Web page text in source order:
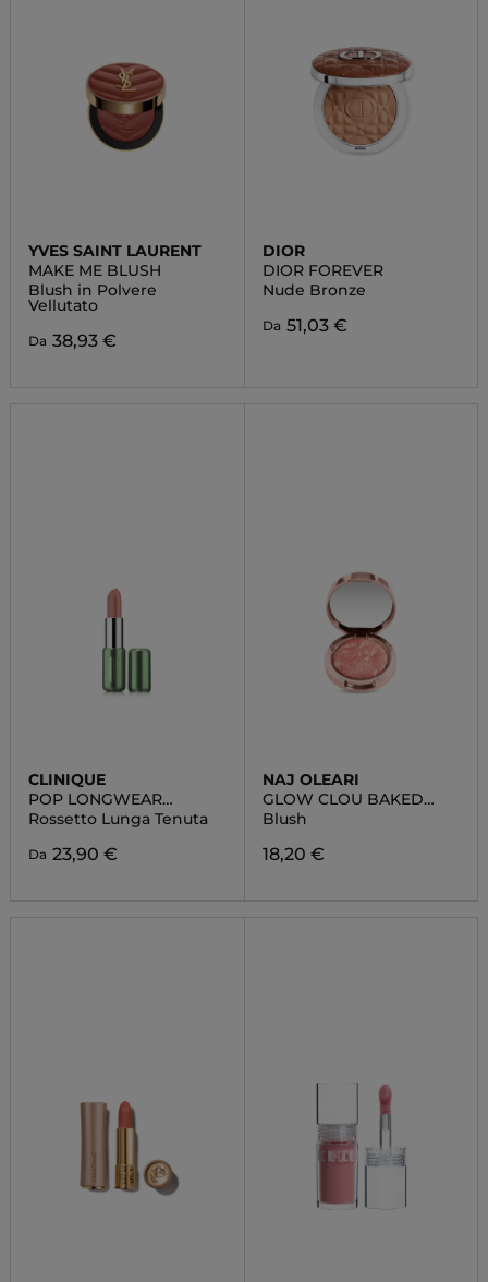
YVES SAINT LAURENT
MAKE ME BLUSH
Blush in Polvere
Vellutato
Da 38,93 €
DIOR
DIOR FOREVER
Nude Bronze
Da 51,03 €
CLINIQUE
POP LONGWEAR
LIPSTICK
Rossetto Lunga Tenuta
Da 23,90 €
NAJ OLEARI
GLOW CLOU BAKED
BLUSH
Blush
18,20 €